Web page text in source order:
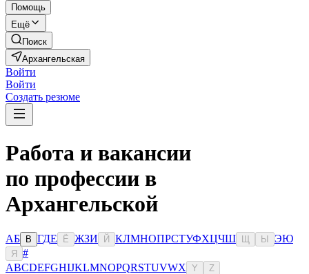
Помощь
Ещё
Поиск
Архангельская
Войти
Войти
Создать резюме
Работа и вакансии
по профессии в
Архангельской
АБ В ГДЕ Ё ЖЗИ Й КЛМНОПРСТУФХЦЧШ Ы ЭЮ
Я
#
ABCDEFGHIJKLMNOPQRSTUVWX Y Z